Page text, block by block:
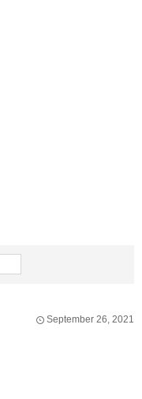
September 26, 2021